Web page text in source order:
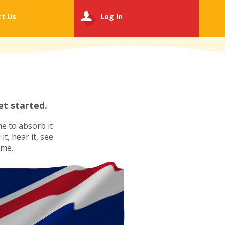
Us Log In
started.
to absorb it
hear it, see